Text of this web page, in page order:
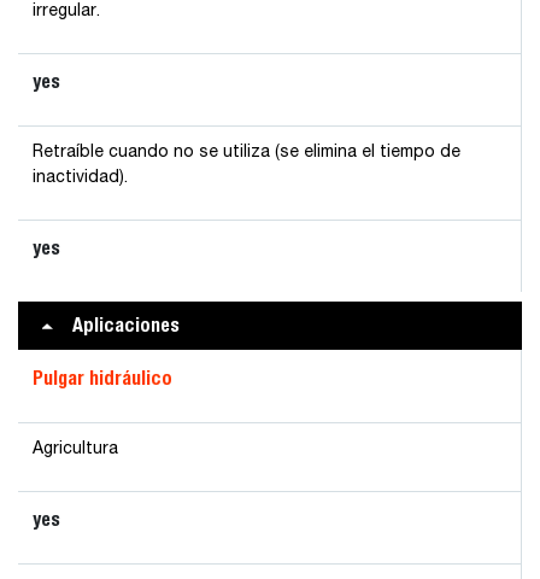
irregular.
yes
Retraíble cuando no se utiliza (se elimina el tiempo de
inactividad).
yes
Aplicaciones
Pulgar hidráulico
Agricultura
yes